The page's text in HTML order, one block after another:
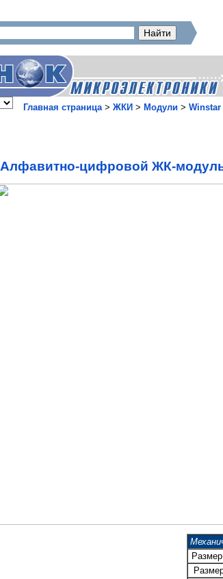
Главная страница> ЖКИ > Модули > Winstar
Алфавитно-цифровой ЖК-